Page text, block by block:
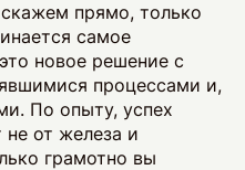
прямо, только
самое
новое решение с
процессами и,
По опыту, успех
не от железа и
грамотно вы